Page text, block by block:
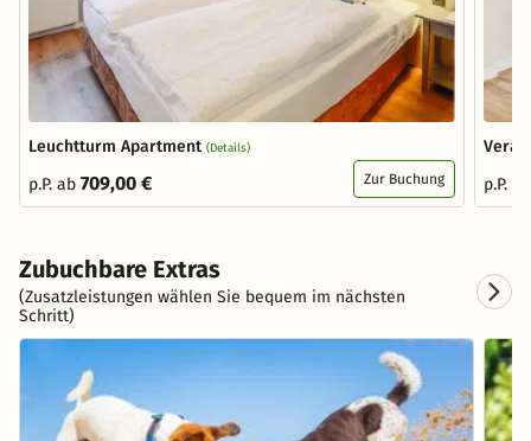
Leuchtturm Apartment (Details)
p.P. ab 709,00 € Zur Buchung
p.P.
Zubuchbare Extras
(Zusatzleistungen wählen Sie bequem im nächsten
Schritt)